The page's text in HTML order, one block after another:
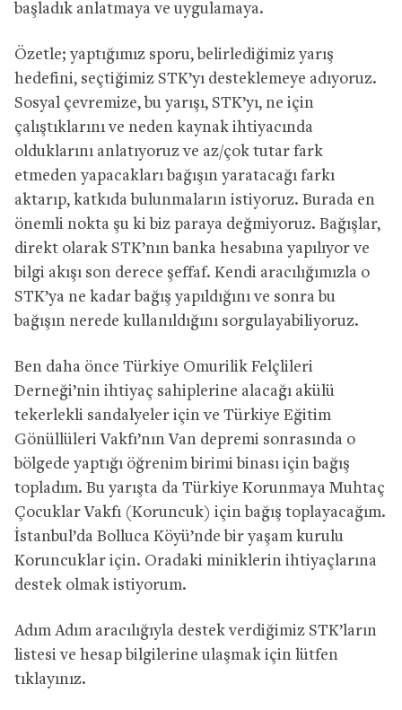
başladık anlatmaya ve uygulamaya.
Özetle; yaptığımız sporu, belirlediğimiz yarış
hedefini, seçtiğimiz STK’yı desteklemeye adıyoruz.
Sosyal çevremize, bu yarışı, STK’yı, ne için
çalıştıklarını ve neden kaynak ihtiyacında
olduklarını anlatıyoruz ve az/çok tutar fark
etmeden yapacakları bağışın yaratacağı farkı
aktarıp, katkıda bulunmaların istiyoruz. Burada en
önemli nokta şu ki biz paraya değmiyoruz. Bağışlar,
direkt olarak STK’nın banka hesabına yapılıyor ve
bilgi akışı son derece şeffaf. Kendi aracılığımızla o
STK’ya ne kadar bağış yapıldığını ve sonra bu
bağışın nerede kullanıldığını sorgulayabiliyoruz.
Ben daha önce Türkiye Omurilik Felçlileri
Derneği’nin ihtiyaç sahiplerine alacağı akülü
tekerlekli sandalyeler için ve Türkiye Eğitim
Gönüllüleri Vakfı’nın Van depremi sonrasında o
bölgede yaptığı öğrenim birimi binası için bağış
topladım. Bu yarışta da Türkiye Korunmaya Muhtaç
Çocuklar Vakfı (Koruncuk) için bağış toplayacağım.
İstanbul’da Bolluca Köyü’nde bir yaşam kurulu
Koruncuklar için. Oradaki miniklerin ihtiyaçlarına
destek olmak istiyorum.
Adım Adım aracılığıyla destek verdiğimiz STK’ların
listesi ve hesap bilgilerine ulaşmak için lütfen
tıklayınız.